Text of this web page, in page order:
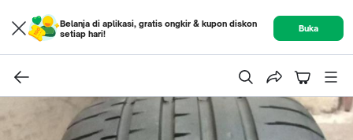
Belanja di aplikasi, gratis ongkir & kupon diskon
setiap hari!
Buka